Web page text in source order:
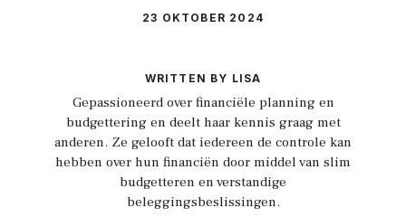
23 OKTOBER 2024
WRITTEN BY LISA
Gepassioneerd over financiële planning en
budgettering en deelt haar kennis graag met
anderen. Ze gelooft dat iedereen de controle kan
hebben over hun financiën door middel van slim
budgetteren en verstandige
beleggingsbeslissingen.